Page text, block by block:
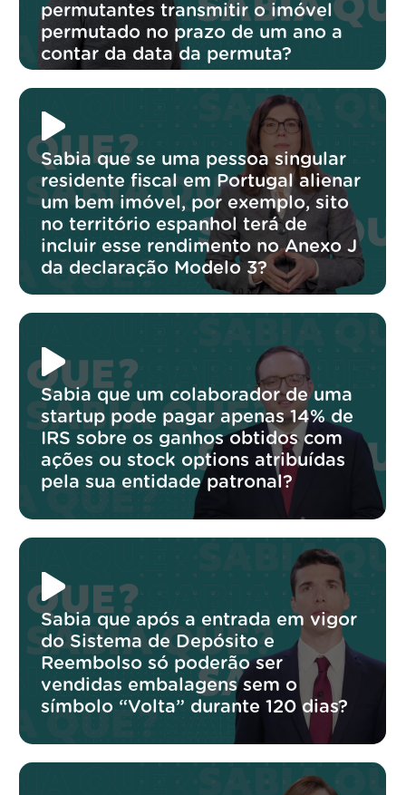
permutantes transmitir o imóvel
permutado no prazo de um ano a
contar da data da permuta?
Sabia que se uma pessoa singular
residente fiscal em Portugal alienar
um bem imóvel, por exemplo, sito
no território espanhol terá de
incluir esse rendimento no Anexo J
da declaração Modelo 3?
Sabia que um colaborador de uma
startup pode pagar apenas 14% de
IRS sobre os ganhos obtidos com
ações ou stock options atribuídas
pela sua entidade patronal?
Sabia que após a entrada em vigor
do Sistema de Depósito e
Reembolso só poderão ser
vendidas embalagens sem o
símbolo “Volta” durante 120 dias?